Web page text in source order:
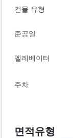
건물 유형
준공일
엘레베이터
주차
면적유형